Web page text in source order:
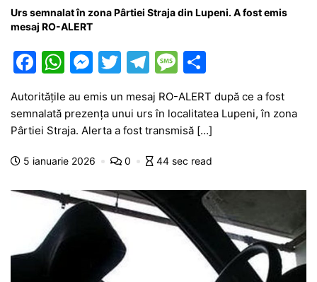
Urs semnalat în zona Pârtiei Straja din Lupeni. A fost emis
mesaj RO-ALERT
F
a
c
e
b
o
W
at
s
A
p
M
e
s
s
e
g
er
T
itt
er
T
el
e
gr
a
m
M
s
s
a
e
ta
je
a
ă
Autoritățile au emis un mesaj RO-ALERT după ce a fost
semnalată prezența unui urs în localitatea Lupeni, în zona
Pârtiei Straja. Alerta a fost transmisă […]
5 ianuarie 2026 0 44 sec read